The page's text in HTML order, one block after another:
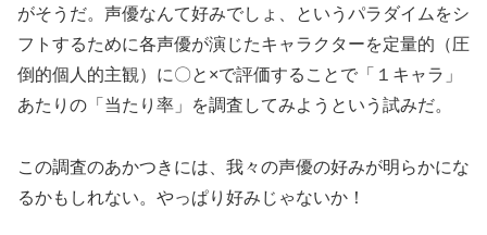
がそうだ。声優なんて好みでしょ、というパラダイムをシ
フトするために各声優が演じたキャラクターを定量的（圧
倒的個人的主観）に〇と×で評価することで「１キャラ」
あたりの「当たり率」を調査してみようという試みだ。
この調査のあかつきには、我々の声優の好みが明らかにな
るかもしれない。やっぱり好みじゃないか！